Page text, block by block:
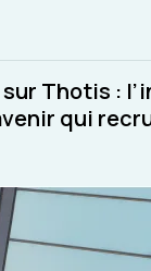
Thotis :
qui